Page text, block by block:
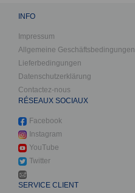
INFO
Impressum
Allgemeine Geschäftsbedingungen
Lieferbedingungen
Datenschutzerklärung
Contactez-nous
RÉSEAUX SOCIAUX
Facebook
Instagram
YouTube
Twitter
SERVICE CLIENT